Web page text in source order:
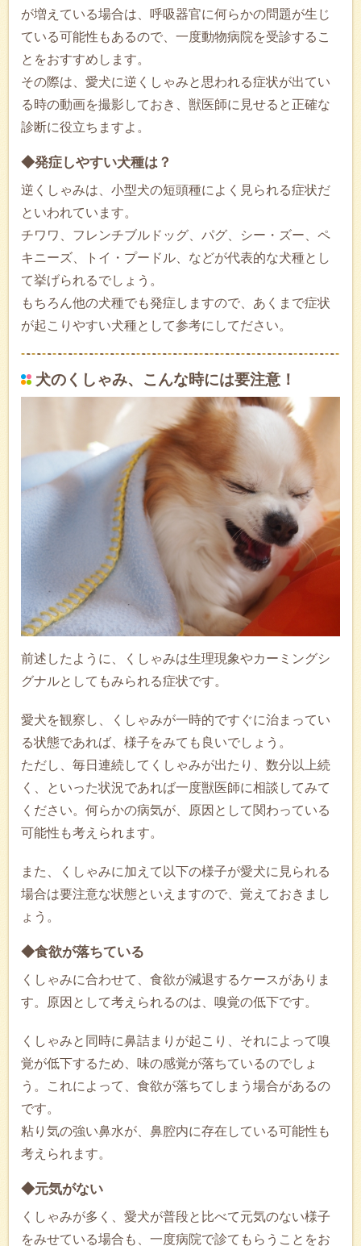
が増えている場合は、呼吸器官に何らかの問題が生じ
ている可能性もあるので、一度動物病院を受診するこ
とをおすすめします。
その際は、愛犬に逆くしゃみと思われる症状が出てい
る時の動画を撮影しておき、獣医師に見せると正確な
診断に役立ちますよ。
◆発症しやすい犬種は？
逆くしゃみは、小型犬の短頭種によく見られる症状だ
といわれています。
チワワ、フレンチブルドッグ、パグ、シー・ズー、ペ
キニーズ、トイ・プードル、などが代表的な犬種とし
て挙げられるでしょう。
もちろん他の犬種でも発症しますので、あくまで症状
が起こりやすい犬種として参考にしてださい。
犬のくしゃみ、こんな時には要注意！
前述したように、くしゃみは生理現象やカーミングシ
グナルとしてもみられる症状です。
愛犬を観察し、くしゃみが一時的ですぐに治まってい
る状態であれば、様子をみても良いでしょう。
ただし、毎日連続してくしゃみが出たり、数分以上続
く、といった状況であれば一度獣医師に相談してみて
ください。何らかの病気が、原因として関わっている
可能性も考えられます。
また、くしゃみに加えて以下の様子が愛犬に見られる
場合は要注意な状態といえますので、覚えておきまし
ょう。
◆食欲が落ちている
くしゃみに合わせて、食欲が減退するケースがありま
す。原因として考えられるのは、嗅覚の低下です。
くしゃみと同時に鼻詰まりが起こり、それによって嗅
覚が低下するため、味の感覚が落ちているのでしょ
う。これによって、食欲が落ちてしまう場合があるの
です。
粘り気の強い鼻水が、鼻腔内に存在している可能性も
考えられます。
◆元気がない
くしゃみが多く、愛犬が普段と比べて元気のない様子
をみせている場合も、一度病院で診てもらうことをお